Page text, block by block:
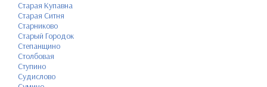
Старая Купавна
Старая Ситня
Старниково
Старый Городок
Степанщино
Столбовая
Ступино
Судислово